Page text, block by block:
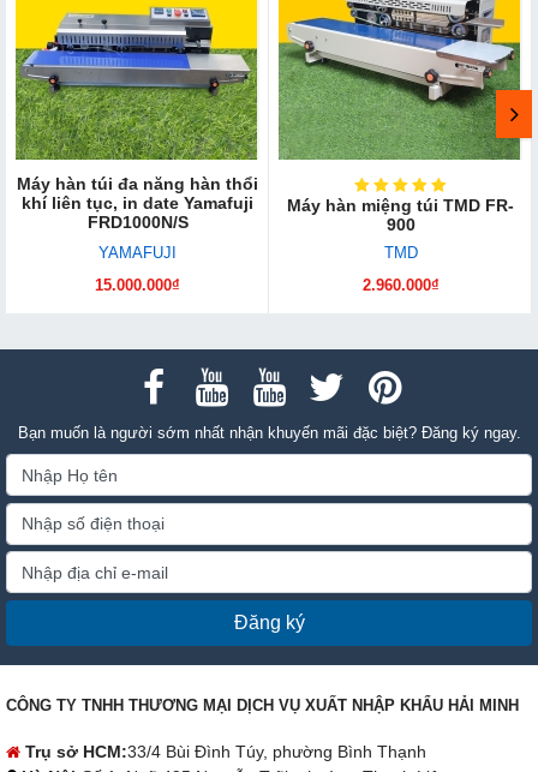
Máy hàn túi đa năng hàn thổi
khí liên tục, in date Yamafuji
FRD1000N/S
YAMAFUJI
15.000.000₫
Máy hàn miệng túi TMD FR-
900
TMD
2.960.000₫
Bạn muốn là người sớm nhất nhận khuyến mãi đặc biệt? Đăng ký ngay.
Đăng ký
CÔNG TY TNHH THƯƠNG MẠI DỊCH VỤ XUẤT NHẬP KHẨU HẢI MINH
Trụ sở HCM:33/4 Bùi Đình Túy, phường Bình Thạnh